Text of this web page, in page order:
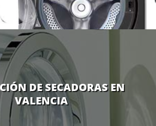
DE SECADORAS EN
VALENCIA